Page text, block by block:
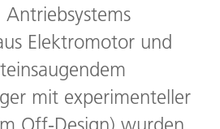
Elektromotor und
mit experimenteller